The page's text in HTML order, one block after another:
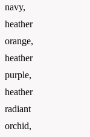
navy,
heather
orange,
heather
purple,
heather
radiant
orchid,